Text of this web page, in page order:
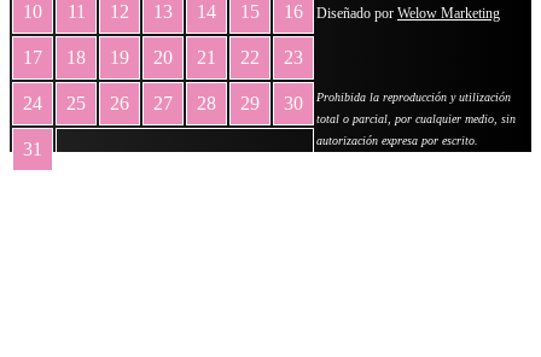
10 11 12 13 14 15 16
17 18 19 20 21 22 23
24 25 26 27 28 29 30
31
Diseñado por Welow Marketing
Prohibida la reproducción y utilización
total o parcial, por cualquier medio, sin
autorización expresa por escrito.